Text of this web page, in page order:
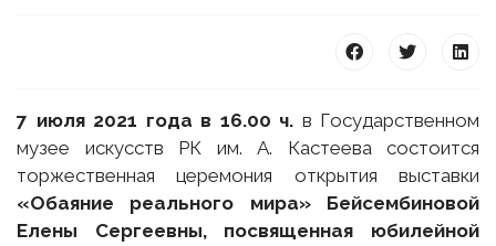
7 июля 2021 года в 16.00 ч. в Государственном
музее искусств РК им. А. Кастеева состоится
торжественная церемония открытия выставки
«Обаяние реального мира» Бейсембиновой
Елены Сергеевны, посвященная юбилейной